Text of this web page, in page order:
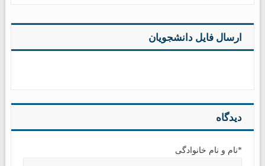
ارسال فایل دانشجویان
دیدگاه
*نام و نام خانوادگی